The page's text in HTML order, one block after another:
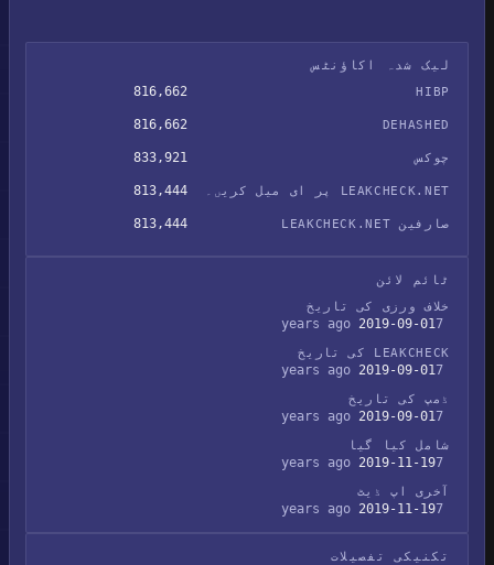
لیک شدہ اکاؤنٹس
HIBP
816,662
DEHASHED
816,662
چوکس 833,921
LEAKCHECK.NET پر ای میل کریں۔ 813,444
صارفین LEAKCHECK.NET 813,444
ٹائم لائن
خلاف ورزی کی تاریخ
2019-09-01
LEAKCHECK کی تاریخ
2019-09-01
ڈمپ کی تاریخ
2019-09-01
شامل کیا گیا
2019-11-19
آخری اپ ڈیٹ
2019-11-19
تکنیکی تفصیلات